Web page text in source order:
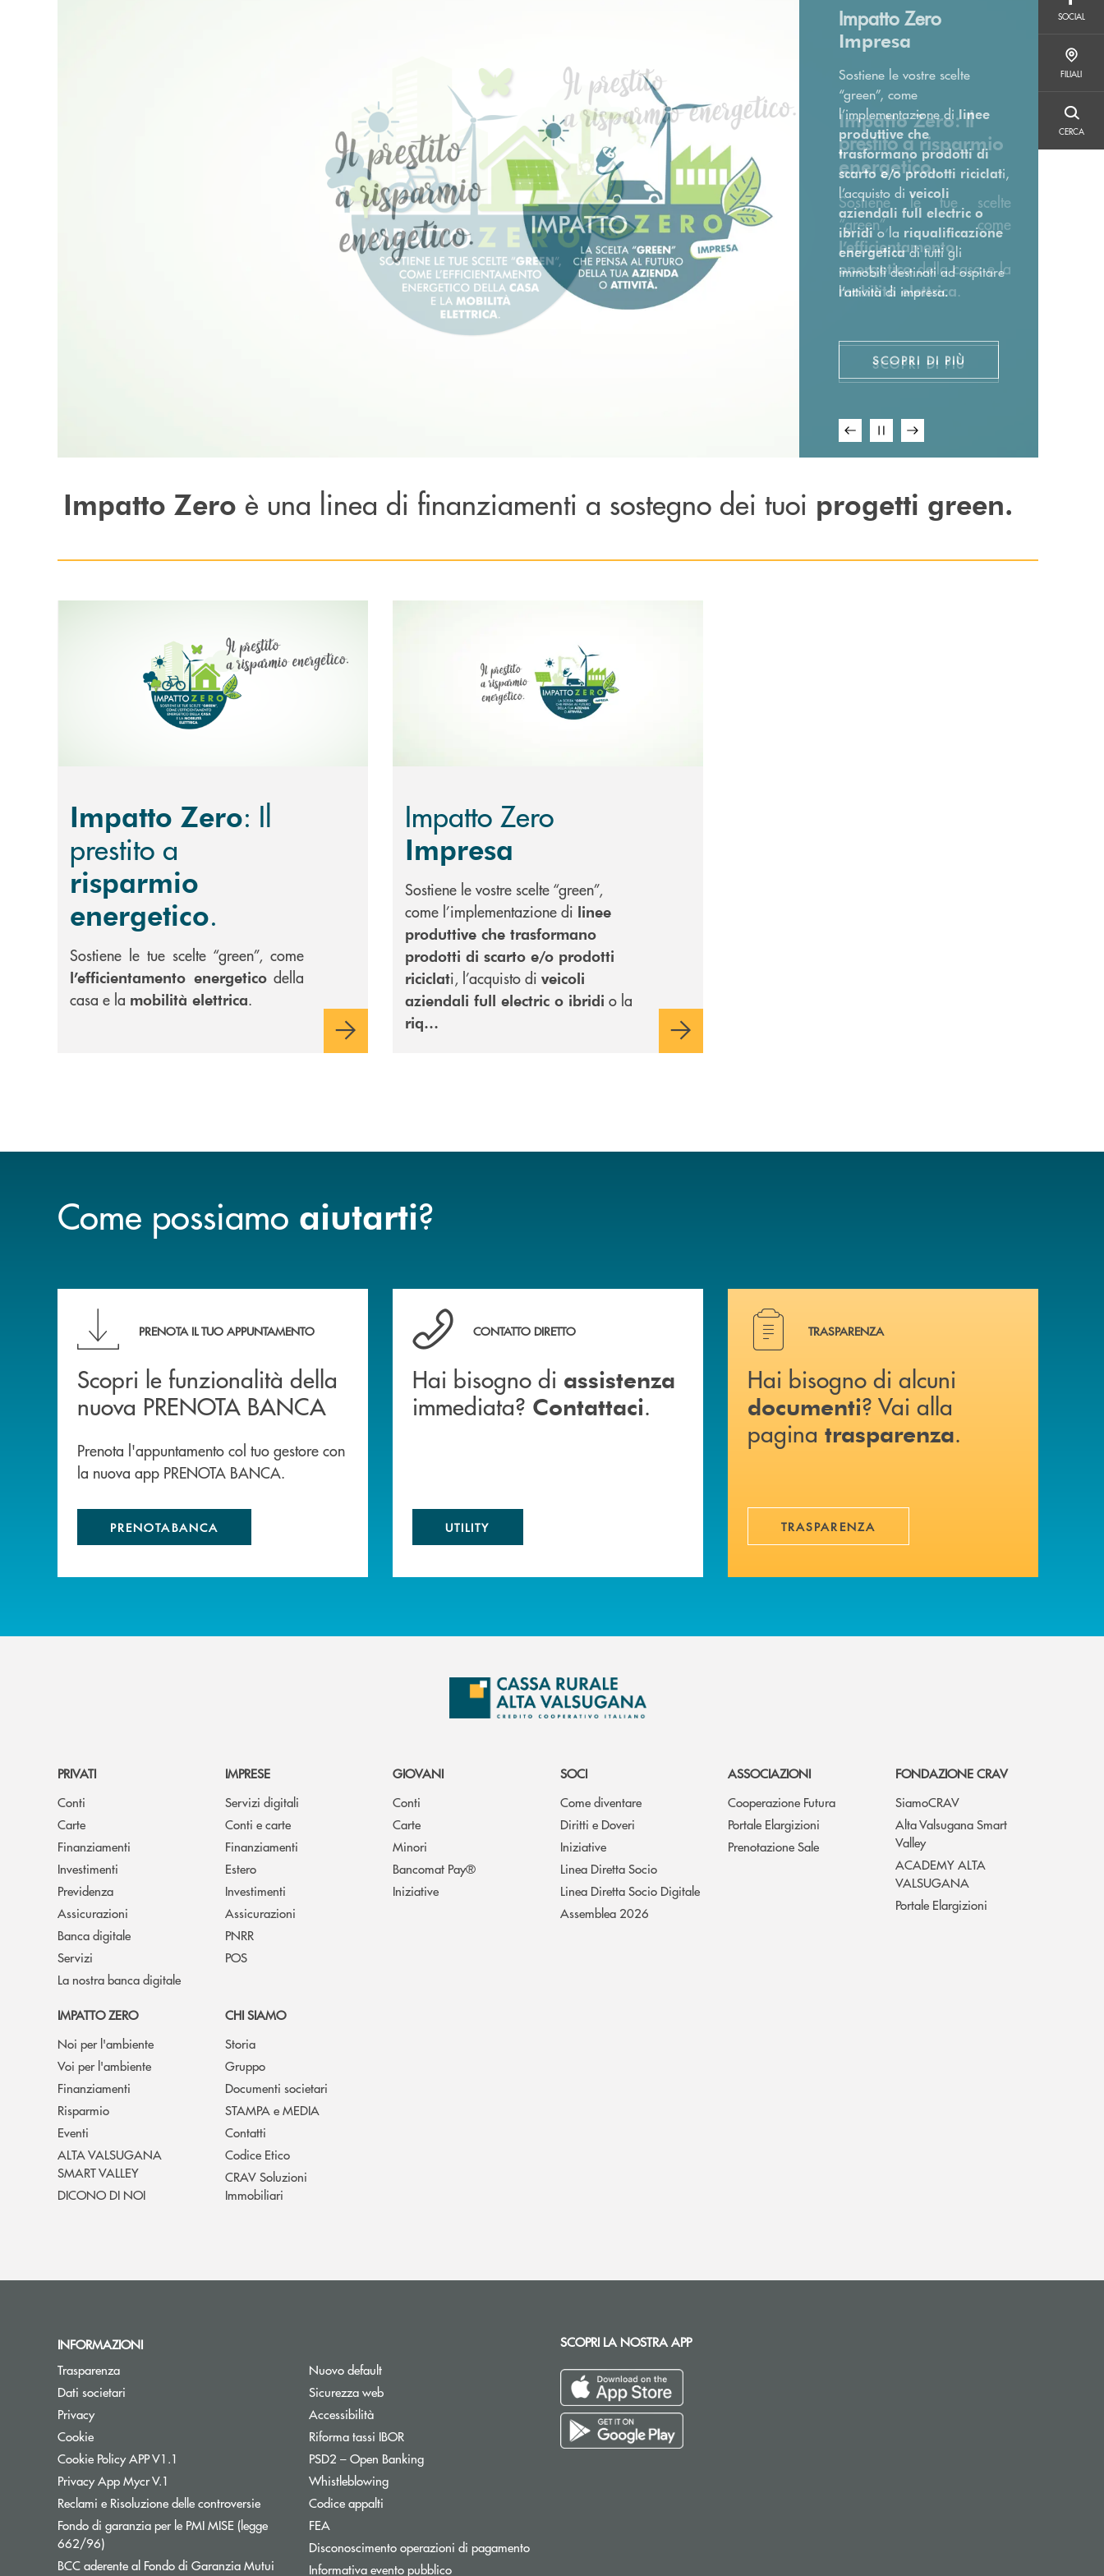
SOCIAL
FILIALI
CERCA
CERCA
Impatto Zero
Impresa
Sostiene le vostre scelte
“green”, come
l’implementazione dilinee
produttive che
trasformano prodotti di
scarto e/o prodotti riciclati,
l’acquisto di veicoli
aziendali full electric o
ibridio la riqualificazione
energeticadi tutti gli
immobili destinati ad ospitare
l’attività di impresa.
SCOPRI DI PIÙ
Impatto Zero: Il
prestito arisparmio
energetico.
Sostiene le tue scelte
“green”, come
l’efficientamento
energeticodella casa e la
mobilità elettrica.
SCOPRI DI PIÙ
Impatto Zero è una linea di finanziamenti a sostegno dei tuoi progetti green.
Impatto Zero: Il
prestito a
risparmio
energetico.
Sostiene le tue scelte “green”, come
l’efficientamento energeticodella
casa e la mobilità elettrica.
Impatto Zero
Impresa
Sostiene le vostre scelte “green”,
come l’implementazione di linee
produttive che trasformano
prodotti di scarto e/o prodotti
riciclati, l’acquisto di veicoli
aziendali full electric o ibridi o la
riq…
Come possiamo aiutarti?
PRENOTA IL TUO APPUNTAMENTO
Scopri le funzionalità della
nuova PRENOTA BANCA
Prenota l'appuntamento col tuo gestore con
la nuova app PRENOTA BANCA.
PRENOTABANCA
Hai bisogno di assistenza immediata? Contattaci .
CONTATTO DIRETTO
Hai bisogno di assistenza
immediata? Contattaci.
UTILITY
Hai bisogno di alcuni documenti ? Vai alla pagina
TRASPARENZA
Hai bisogno di alcuni
documenti? Vai alla
pagina trasparenza.
TRASPARENZA
PRIVATI
Conti
Carte
Finanziamenti
Investimenti
Previdenza
Assicurazioni
Banca digitale
Servizi
La nostra banca digitale
IMPRESE
Servizi digitali
Conti e carte
Finanziamenti
Estero
Investimenti
Assicurazioni
PNRR
POS
GIOVANI
Conti
Carte
Minori
Bancomat Pay®
Iniziative
SOCI
Come diventare
Diritti e Doveri
Iniziative
Linea Diretta Socio
Linea Diretta Socio Digitale
Assemblea 2026
ASSOCIAZIONI
Cooperazione Futura
Portale Elargizioni
Prenotazione Sale
FONDAZIONE CRAV
SiamoCRAV
Alta Valsugana Smart
Valley
ACADEMY ALTA
VALSUGANA
Portale Elargizioni
IMPATTO ZERO
Noi per l'ambiente
Voi per l'ambiente
Finanziamenti
Risparmio
Eventi
ALTA VALSUGANA
SMART VALLEY
DICONO DI NOI
CHI SIAMO
Storia
Gruppo
Documenti societari
STAMPA e MEDIA
Contatti
Codice Etico
CRAV Soluzioni
Immobiliari
INFORMAZIONI
Trasparenza
Dati societari
Privacy
Cookie
Cookie Policy APP V1.1
Privacy App Mycr V.1
Reclami e Risoluzione delle controversie
Fondo di garanzia per le PMI MISE (legge
662/96)Apre una nuova finestra
BCC aderente al Fondo di Garanzia Mutui
Nuovo default
Sicurezza web
Accessibilità
Riforma tassi IBOR
PSD2 – Open BankingApre una nuova finestra
Whistleblowing
Codice appalti
FEA
Disconoscimento operazioni di pagamentoApre una nuova finestra
Informativa evento pubblico
SCOPRI LA NOSTRA APP